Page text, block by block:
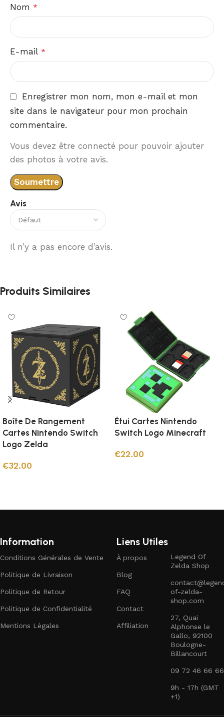
Avis
Il n’y a pas encore d’avis.
Nom *
E-mail *
Enregistrer mon nom, mon e-mail et mon
site dans le navigateur pour mon prochain
commentaire.
Vous devez être connecté pour pouvoir ajouter
des photos à votre avis.
Produits Similaires
Boîte De Rangement
Cartes Nintendo Switch
Logo Zelda
€32.00
Étui Cartes Nintendo
Switch Logo Minecraft
€22.00
Information
Conditions Générales de Vente
Politique de Livraison
Politique de Retour
Politique de Confidentialité
Mentions Légales
Liens Utiles
À propos
Blog
FAQ
Contact
Affiliation
Legend Of
Zelda Shop
of-zelda-
shop.com
27, Quai
Alphonse le
Gallo, 92100
Boulogne-
Billancourt
09 72 46 66 66
9h - 17h (GMT
+1)